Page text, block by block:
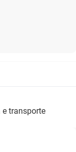
e transporte